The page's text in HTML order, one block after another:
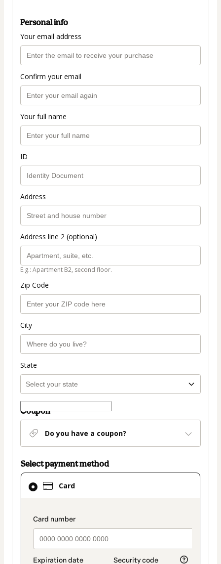
Personal info
Your email address
Confirm your email
Your full name
ID
Address
Address line 2 (optional)
E.g.: Apartment B2, second floor.
Zip Code
City
State
Coupon
Do you have a coupon?
Select payment method
Card
payment_data.section_title_v2
Card
selected
method